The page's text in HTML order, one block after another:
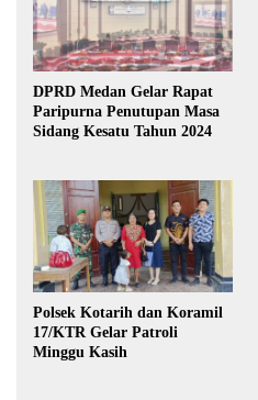
DPRD Medan Gelar Rapat
Paripurna Penutupan Masa
Sidang Kesatu Tahun 2024
Polsek Kotarih dan Koramil
17/KTR Gelar Patroli
Minggu Kasih